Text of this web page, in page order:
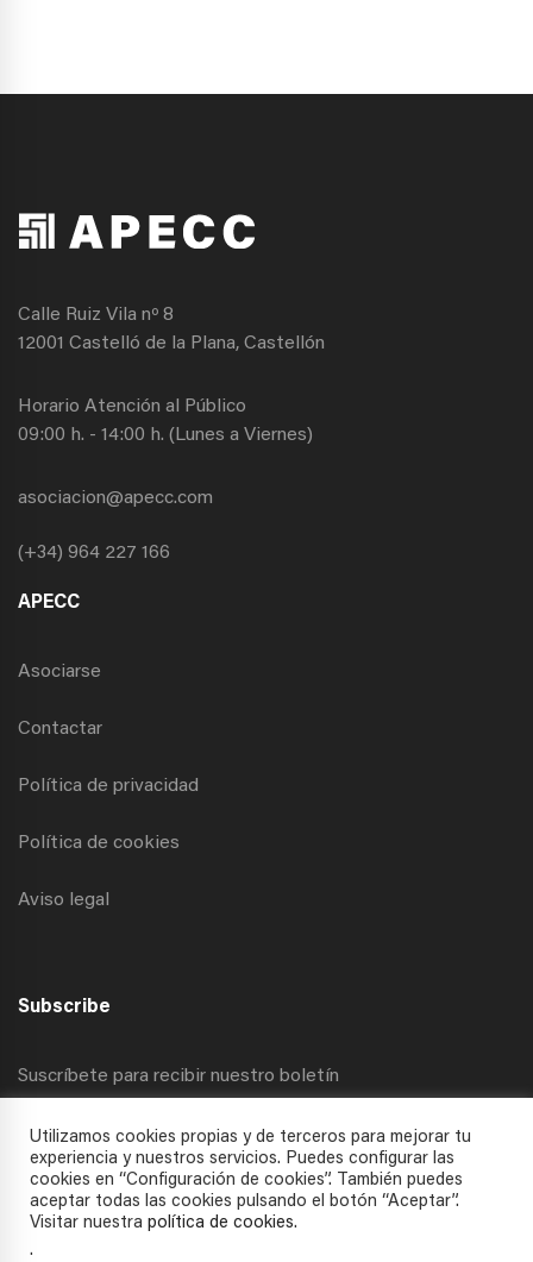
Calle Ruiz Vila nº 8
12001 Castelló de la Plana, Castellón
Horario Atención al Público
09:00 h. - 14:00 h. (Lunes a Viernes)
asociacion@apecc.com
(+34) 964 227 166
APECC
Asociarse
Contactar
Política de privacidad
Política de cookies
Aviso legal
Subscribe
Suscríbete para recibir nuestro boletín
Utilizamos cookies propias y de terceros para mejorar tu
experiencia y nuestros servicios. Puedes configurar las
cookies en “Configuración de cookies”. También puedes
aceptar todas las cookies pulsando el botón “Aceptar”.
Visitar nuestra política de cookies.
.